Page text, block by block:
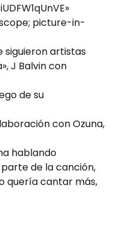
picture-in-
siguieron artistas
J Balvin con
de su
con Ozuna,
hablando
de la canción,
quería cantar más,